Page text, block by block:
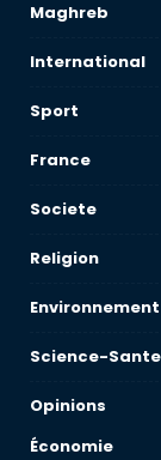
Maghreb
International
Sport
France
Societe
Religion
Environnement
Science-Sante
Opinions
Économie